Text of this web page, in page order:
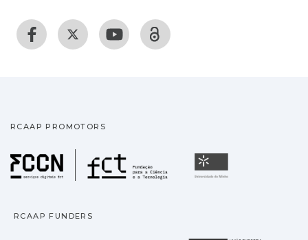
RCAAP PROMOTORS
Fundação para a
RCAAP FUNDERS